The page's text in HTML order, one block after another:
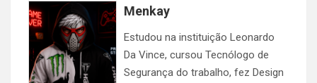
Menkay
Estudou na instituição Leonardo
Da Vince, cursou Tecnólogo de
Segurança do trabalho, fez Design